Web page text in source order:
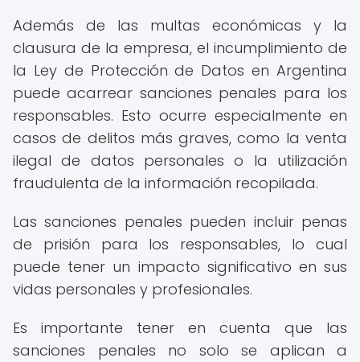
Además de las multas económicas y la
clausura de la empresa, el incumplimiento de
la Ley de Protección de Datos en Argentina
puede acarrear sanciones penales para los
responsables. Esto ocurre especialmente en
casos de delitos más graves, como la venta
ilegal de datos personales o la utilización
fraudulenta de la información recopilada.
Las sanciones penales pueden incluir penas
de prisión para los responsables, lo cual
puede tener un impacto significativo en sus
vidas personales y profesionales.
Es importante tener en cuenta que las
sanciones penales no solo se aplican a